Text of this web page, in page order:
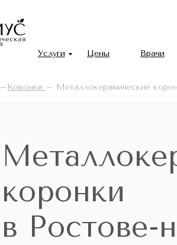
Цены Врачи
Услуги
коронки
в Ростове-
– Коронки – Металлокерамические